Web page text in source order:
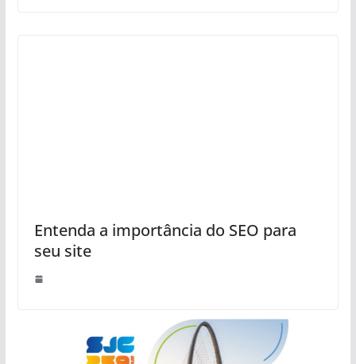
Entenda a importância do SEO para
seu site